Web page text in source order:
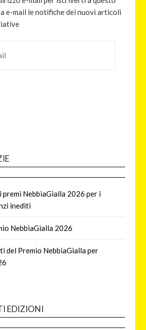
e-mail le notifiche dei nuovi articoli
premi NebbiaGialla 2026 per i
inediti
NebbiaGialla 2026
del Premio NebbiaGialla per
EDIZIONI